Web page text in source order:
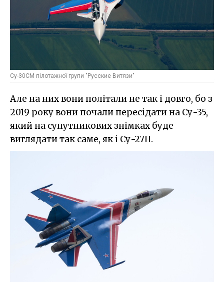
Су-30СМ пілотажної групи "Русские Витязи"
Але на них вони політали не так і довго, бо з
2019 року вони почали пересідати на Су-35,
який на супутникових знімках буде
виглядати так саме, як і Су-27П.